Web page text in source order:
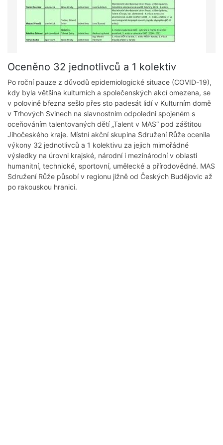
Oceněno 32 jednotlivců a 1 kolektiv
Po roční pauze z důvodů epidemiologické situace (COVID-19),
kdy byla většina kulturních a společenských akcí omezena, se
v polovině března sešlo přes sto padesát lidí v Kulturním domě
v Trhových Svinech na slavnostním odpoledni spojeném s
oceňováním talentovaných dětí „Talent v MAS“ pod záštitou
Jihočeského kraje. Místní akční skupina Sdružení Růže ocenila
výkony 32 jednotlivců a 1 kolektivu za jejich mimořádné
výsledky na úrovni krajské, národní i mezinárodní v oblasti
humanitní, technické, sportovní, umělecké a přírodovědné. MAS
Sdružení Růže působí v regionu jižně od Českých Budějovic až
po rakouskou hranici.